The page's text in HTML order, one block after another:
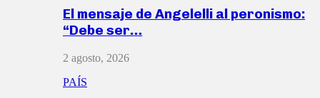
El mensaje de Angelelli al peronismo:
“Debe ser…
2 agosto, 2026
PAÍS